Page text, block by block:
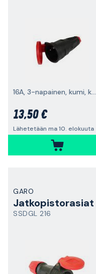
16A, 3-napainen, kumi, kannellinen
13,50 €
Lähetetään ma 10. elokuuta
GARO
Jatkopistorasiat
SSDGL 216